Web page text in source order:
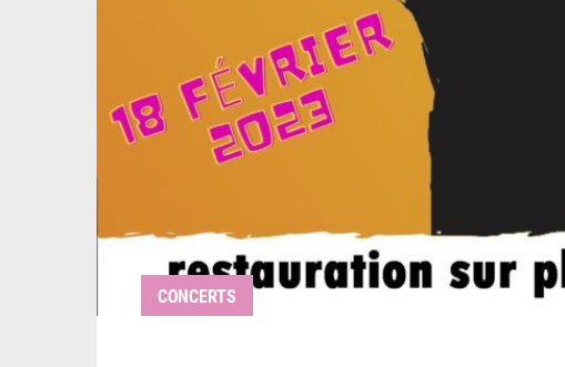
CONCERTS